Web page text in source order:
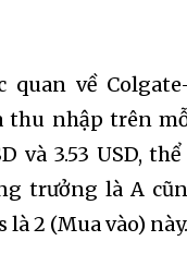
về
nhập trên
và 3.53 USD,
trưởng là A
2 (Mua vào) này.